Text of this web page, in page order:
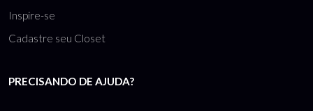
Inspire-se
Cadastre seu Closet
PRECISANDO DE AJUDA?